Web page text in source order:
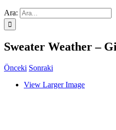
Ara:
Sweater Weather –
Önceki Sonraki
View Larger Image